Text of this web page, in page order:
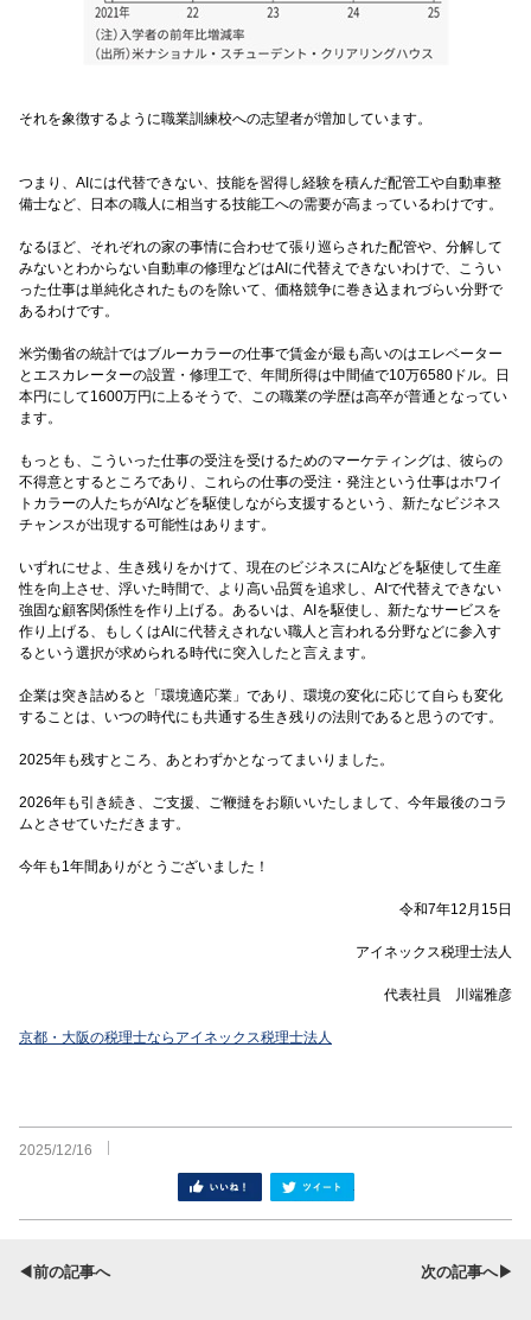
それを象徴するように職業訓練校への志望者が増加しています。
つまり、AIには代替できない、技能を習得し経験を積んだ配管工や自動車整
備士など、日本の職人に相当する技能工への需要が高まっているわけです。
なるほど、それぞれの家の事情に合わせて張り巡らされた配管や、分解して
みないとわからない自動車の修理などはAIに代替えできないわけで、こうい
った仕事は単純化されたものを除いて、価格競争に巻き込まれづらい分野で
あるわけです。
米労働省の統計ではブルーカラーの仕事で賃金が最も高いのはエレベーター
とエスカレーターの設置・修理工で、年間所得は中間値で10万6580ドル。日
本円にして1600万円に上るそうで、この職業の学歴は高卒が普通となってい
ます。
もっとも、こういった仕事の受注を受けるためのマーケティングは、彼らの
不得意とするところであり、これらの仕事の受注・発注という仕事はホワイ
トカラーの人たちがAIなどを駆使しながら支援するという、新たなビジネス
チャンスが出現する可能性はあります。
いずれにせよ、生き残りをかけて、現在のビジネスにAIなどを駆使して生産
性を向上させ、浮いた時間で、より高い品質を追求し、AIで代替えできない
強固な顧客関係性を作り上げる。あるいは、AIを駆使し、新たなサービスを
作り上げる、もしくはAIに代替えされない職人と言われる分野などに参入す
るという選択が求められる時代に突入したと言えます。
企業は突き詰めると「環境適応業」であり、環境の変化に応じて自らも変化
することは、いつの時代にも共通する生き残りの法則であると思うのです。
2025年も残すところ、あとわずかとなってまいりました。
2026年も引き続き、ご支援、ご鞭撻をお願いいたしまして、今年最後のコラ
ムとさせていただきます。
今年も1年間ありがとうございました！
令和7年12月15日
アイネックス税理士法人
代表社員 川端雅彦
京都・大阪の税理士ならアイネックス税理士法人
2025/12/16
シェア
◀前の記事へ 次の記事へ▶